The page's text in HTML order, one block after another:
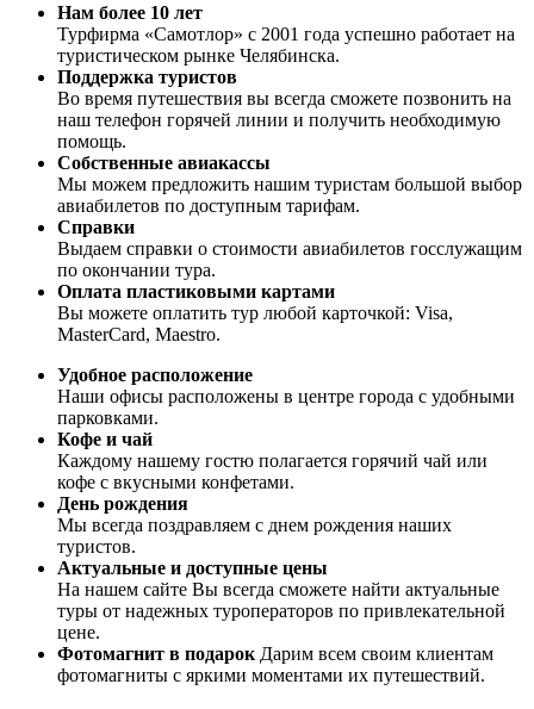
Нам более 10 лет
Турфирма «Самотлор» с 2001 года успешно работает на
туристическом рынке Челябинска.
Поддержка туристов
Во время путешествия вы всегда сможете позвонить на
наш телефон горячей линии и получить необходимую
помощь.
Собственные авиакассы
Мы можем предложить нашим туристам большой выбор
авиабилетов по доступным тарифам.
Справки
Выдаем справки о стоимости авиабилетов госслужащим
по окончании тура.
Оплата пластиковыми картами
Вы можете оплатить тур любой карточкой: Visa,
MasterCard, Maestro.
Удобное расположение
Наши офисы расположены в центре города с удобными
парковками.
Кофе и чай
Каждому нашему гостю полагается горячий чай или
кофе с вкусными конфетами.
День рождения
Мы всегда поздравляем с днем рождения наших
туристов.
Актуальные и доступные цены
На нашем сайте Вы всегда сможете найти актуальные
туры от надежных туроператоров по привлекательной
цене.
Фотомагнит в подарок Дарим всем своим клиентам
фотомагниты с яркими моментами их путешествий.